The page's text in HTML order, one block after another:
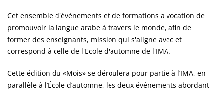
Cet ensemble d'événements et de formations a vocation de
promouvoir la langue arabe à travers le monde, afin de
former des enseignants, mission qui s'aligne avec et
correspond à celle de l'Ecole d'automne de l'IMA.
Cette édition du «Mois» se déroulera pour partie à l’IMA, en
parallèle à l’École d’automne, les deux événements abordant